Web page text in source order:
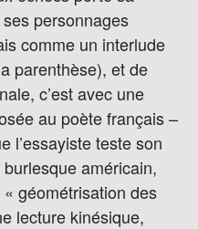
personnages
comme un interlude
parenthèse), et de
c’est avec une
au poète français –
l’essayiste teste son
américain,
géométrisation des
lecture kinésique,